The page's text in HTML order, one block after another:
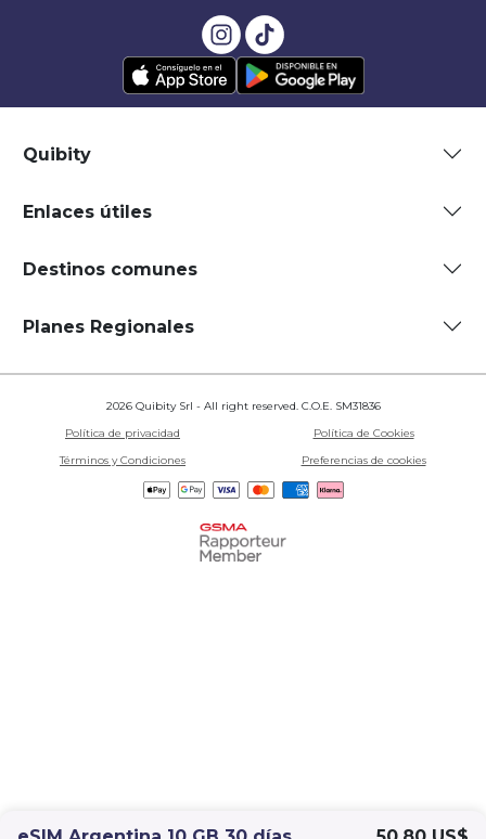
Quibity
Enlaces útiles
Destinos comunes
Planes Regionales
2026 Quibity Srl - All right reserved. C.O.E. SM31836
Política de privacidad
Política de Cookies
Términos y Condiciones
Preferencias de cookies